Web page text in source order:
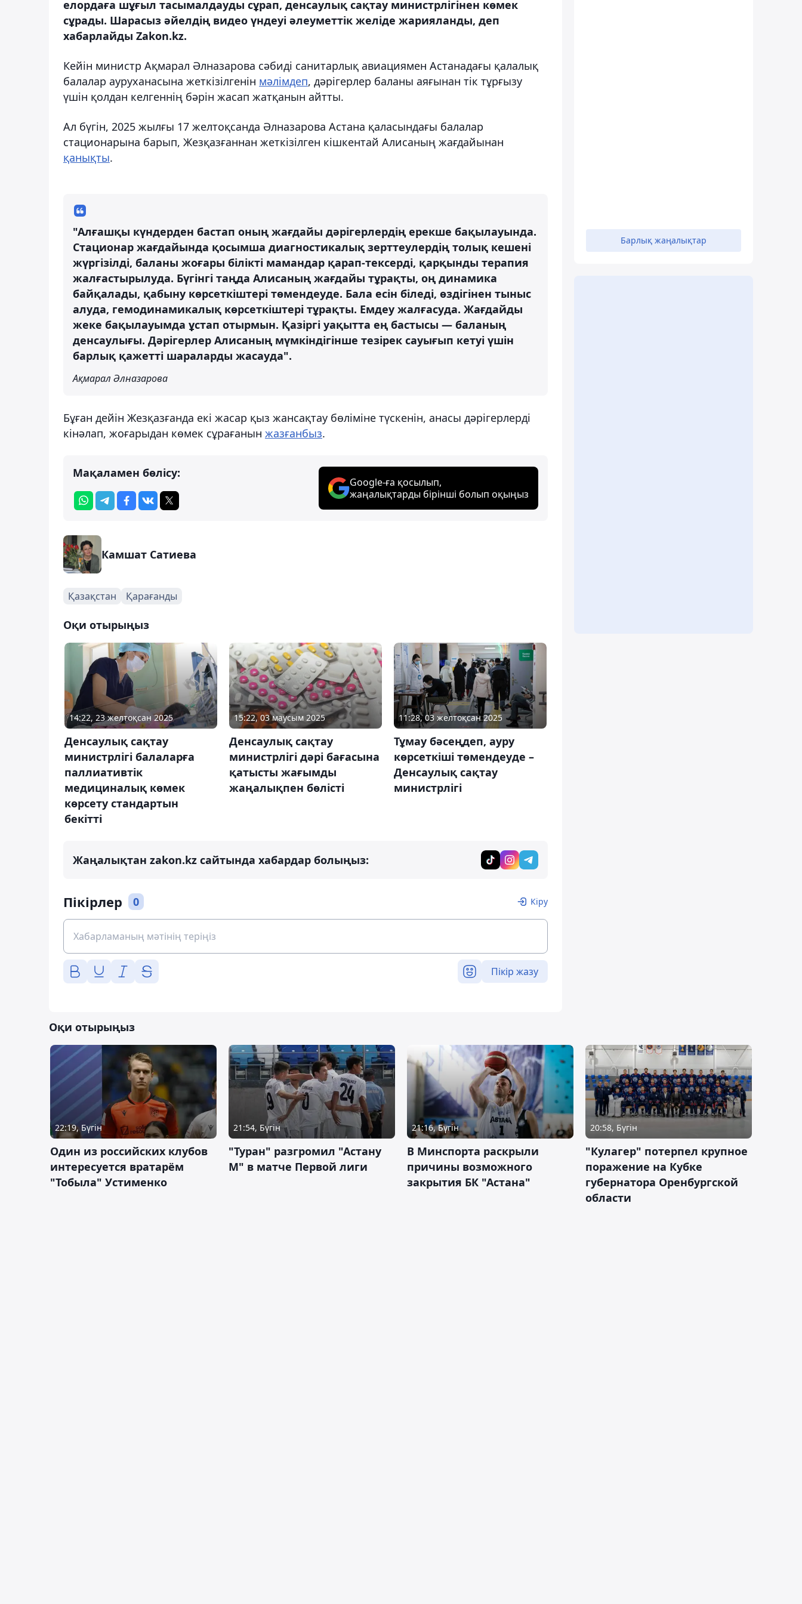
елордаға шұғыл тасымалдауды сұрап, денсаулық сақтау министрлігінен көмек
сұрады. Шарасыз әйелдің видео үндеуі әлеуметтік желіде жарияланды, деп
хабарлайды Zakon.kz.
Кейін министр Ақмарал Әлназарова сәбиді санитарлық авиациямен Астанадағы қалалық
балалар ауруханасына жеткізілгенін мәлімдеп, дәрігерлер баланы аяғынан тік тұрғызу
үшін қолдан келгеннің бәрін жасап жатқанын айтты.
Ал бүгін, 2025 жылғы 17 желтоқсанда Әлназарова Астана қаласындағы балалар
стационарына барып, Жезқазғаннан жеткізілген кішкентай Алисаның жағдайынан
қанықты.
"Алғашқы күндерден бастап оның жағдайы дәрігерлердің ерекше бақылауында.
Стационар жағдайында қосымша диагностикалық зерттеулердің толық кешені
жүргізілді, баланы жоғары білікті мамандар қарап-тексерді, қарқынды терапия
жалғастырылуда. Бүгінгі таңда Алиса­ның жағдайы тұрақты, оң динамика
байқалады, қабыну көрсеткіштері төмендеуде. Бала есін біледі, өздігінен тыныс
алуда, гемодинамикалық көрсеткіштері тұрақты. Емдеу жалғасуда. Жағдайды
жеке бақылауымда ұстап отырмын. Қазіргі уақытта ең бастысы — баланың
денсаулығы. Дәрігерлер Алиса­ның мүмкіндігінше тезірек сауығып кетуі үшін
барлық қажетті шараларды жасауда".
Ақмарал Әлназарова
Бұған дейін Жезқазғанда екі жасар қыз жансақтау бөліміне түскенін, анасы дәрігерлерді
кінәлап, жоғарыдан көмек сұрағанын жазғанбыз.
Мақаламен бөлісу:
Google-ға қосылып,
жаңалықтарды бірінші болып оқыңыз
Камшат Сатиева
Қазақстан Қарағанды
Оқи отырыңыз
14:22, 23 желтоқсан 2025
Денсаулық сақтау
министрлігі балаларға
паллиативтік
медициналық көмек
көрсету стандартын
бекітті
15:22, 03 маусым 2025
Денсаулық сақтау
министрлігі дәрі бағасына
қатысты жағымды
жаңалықпен бөлісті
11:28, 03 желтоқсан 2025
Тұмау бәсеңдеп, ауру
көрсеткіші төмендеуде –
Денсаулық сақтау
министрлігі
Жаңалықтан zakon.kz сайтында хабардар болыңыз:
Пікірлер 0 Кіру
Пікір жазу
Барлық жаңалықтар
Оқи отырыңыз
22:19, Бүгін
Один из российских клубов
интересуется вратарём
"Тобыла" Устименко
21:54, Бүгін
"Туран" разгромил "Астану
М" в матче Первой лиги
21:16, Бүгін
В Минспорта раскрыли
причины возможного
закрытия БК "Астана"
20:58, Бүгін
"Кулагер" потерпел крупное
поражение на Кубке
губернатора Оренбургской
области